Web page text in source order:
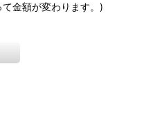
金額が変わります。)